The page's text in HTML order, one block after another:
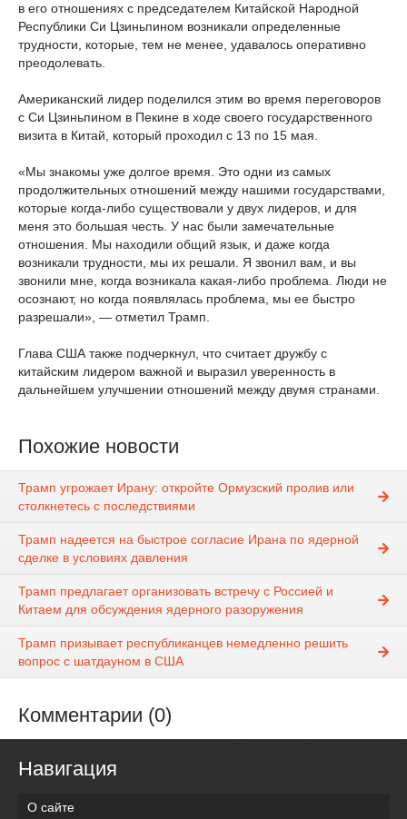
в его отношениях с председателем Китайской Народной
Республики Си Цзиньпином возникали определенные
трудности, которые, тем не менее, удавалось оперативно
преодолевать.
Американский лидер поделился этим во время переговоров
с Си Цзиньпином в Пекине в ходе своего государственного
визита в Китай, который проходил с 13 по 15 мая.
«Мы знакомы уже долгое время. Это одни из самых
продолжительных отношений между нашими государствами,
которые когда-либо существовали у двух лидеров, и для
меня это большая честь. У нас были замечательные
отношения. Мы находили общий язык, и даже когда
возникали трудности, мы их решали. Я звонил вам, и вы
звонили мне, когда возникала какая-либо проблема. Люди не
осознают, но когда появлялась проблема, мы ее быстро
разрешали», — отметил Трамп.
Глава США также подчеркнул, что считает дружбу с
китайским лидером важной и выразил уверенность в
дальнейшем улучшении отношений между двумя странами.
Похожие новости
Трамп угрожает Ирану: откройте Ормузский пролив или
столкнетесь с последствиями
Трамп надеется на быстрое согласие Ирана по ядерной
сделке в условиях давления
Трамп предлагает организовать встречу с Россией и
Китаем для обсуждения ядерного разоружения
Трамп призывает республиканцев немедленно решить
вопрос с шатдауном в США
Комментарии (0)
Навигация
О сайте